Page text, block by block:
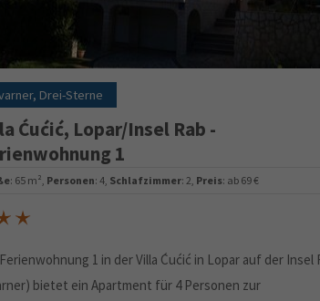
Drei-Sterne
Ćućić, Lopar/Insel Rab -
1
: 65 m², Personen: 4, Schlafzimmer: 2, Preis: ab 69 €
1 in der Villa Ćućić in Lopar auf der Insel
bietet ein Apartment für 4 Personen zur